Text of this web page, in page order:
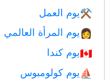
⚒️يوم العمل
👩 يوم المرأة العالمي
🇨🇦يوم كندا
⛵️ يوم كولومبوس